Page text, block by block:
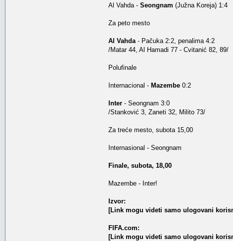
Al Vahda - Seongnam (Južna Koreja) 1:4
Za peto mesto
Al Vahda- Pačuka 2:2, penalima 4:2
/Matar 44, Al Hamadi 77 - Cvitanić 82, 89/
Polufinale
Internacional - Mazembe 0:2
Inter - Seongnam 3:0
/Stanković 3, Zaneti 32, Milito 73/
Za treće mesto, subota 15,00
Internasional - Seongnam
Finale, subota, 18,00
Mazembe - Inter!
Izvor:
[Link mogu videti samo ulogovani
FIFA.com:
[Link mogu videti samo ulogovani